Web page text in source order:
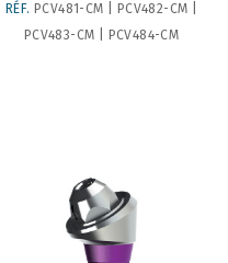
RÉF. PCV481-CM | PCV482-CM |
PCV483-CM | PCV484-CM